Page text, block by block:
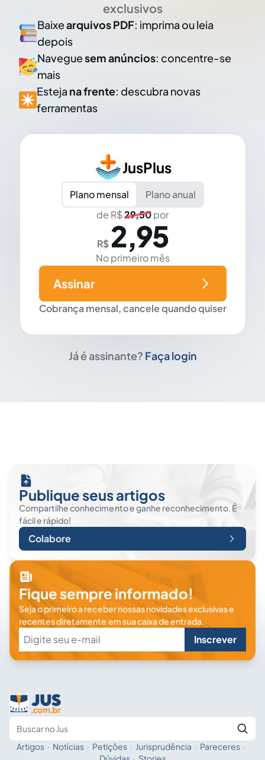
exclusivos
Baixearquivos PDF: imprima ou leia
depois
Naveguesem anúncios: concentre-se
mais
Esteja na frente: descubra novas
ferramentas
JusPlus
Plano mensal
Plano anual
de R$29,50por
R$ 2,95
No primeiro mês
Cobrança mensal, cancele quando quiser
Assinar
Já é assinante? Faça login
Publique seus artigos
Compartilhe conhecimento e ganhe reconhecimento. É
fácil e rápido!
Colabore
Fique sempre informado!
Seja o primeiro a receber nossas novidades exclusivas e
recentes diretamente em sua caixa de entrada.
Inscrever
Fale com a IA
Artigos · Notícias · Petições · Jurisprudência · Pareceres ·